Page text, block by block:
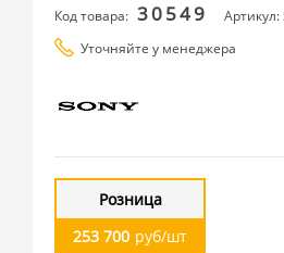
Код товара: 30549
Артикул:
Уточняйте у менеджера
Розница
253 700 руб/шт